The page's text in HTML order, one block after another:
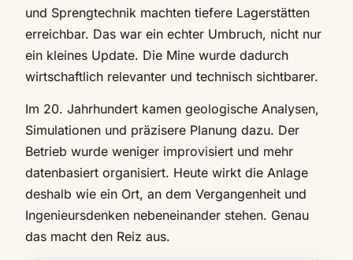
und Sprengtechnik machten tiefere Lagerstätten
erreichbar. Das war ein echter Umbruch, nicht nur
ein kleines Update. Die Mine wurde dadurch
wirtschaftlich relevanter und technisch sichtbarer.
Im 20. Jahrhundert kamen geologische Analysen,
Simulationen und präzisere Planung dazu. Der
Betrieb wurde weniger improvisiert und mehr
datenbasiert organisiert. Heute wirkt die Anlage
deshalb wie ein Ort, an dem Vergangenheit und
Ingenieursdenken nebeneinander stehen. Genau
das macht den Reiz aus.